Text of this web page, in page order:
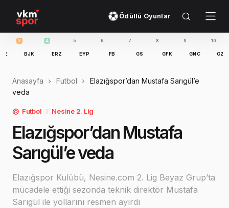
Ödüllü Oyunlar
4
ERZ
5
EYP
6
FB
7
GS
8
GFK
9
GNC
10
GZT
11
IBFK
Anasayfa Futbol
Elazığspor’dan Mustafa Sarıgül’e
veda
Futbol Nesine 2. Lig
Elazığspor’dan Mustafa
Sarıgül’e veda
Elazığspor Kulübü, Nesine.com 2. Lig Beyaz Grup’ta
mücadele ettiği sezonda teknik direktör Mustafa
Sarıgül ile yollarını resmen ayırdı